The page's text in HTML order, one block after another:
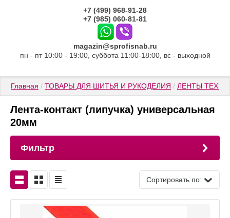
+7 (499) 968-91-28
+7 (985) 060-81-81
magazin@sprofisnab.ru
пн - пт 10:00 - 19:00, суббота 11:00-18:00, вс - выходной
Главная / ТОВАРЫ ДЛЯ ШИТЬЯ И РУКОДЕЛИЯ / ЛЕНТЫ
Лента-контакт (липучка) универсальная
20мм
Фильтр
Сортировать по: